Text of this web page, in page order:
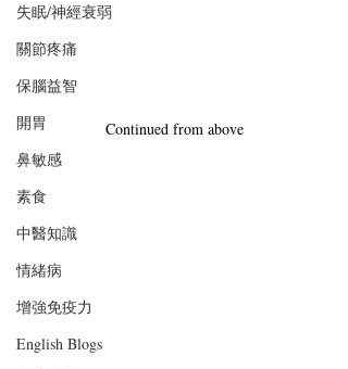
失眠/神經衰弱
關節疼痛
保腦益智
開胃
鼻敏感
素食
中醫知識
情緒病
增強免疫力
English Blogs
Continued from above